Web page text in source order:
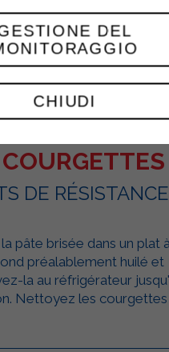
DE RÉSISTANCE
pâte brisée dans un plat à
préalablement huilé et
la au réfrigérateur
Nettoyez les courgettes
CHIUDI
DEL